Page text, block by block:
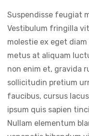
Suspendisse feugiat
Vestibulum fringilla
molestie ex eget
metus at aliquam
non enim et, gravida
sollicitudin pretium
faucibus, cursus
ipsum quis sapien
Nullam elementum